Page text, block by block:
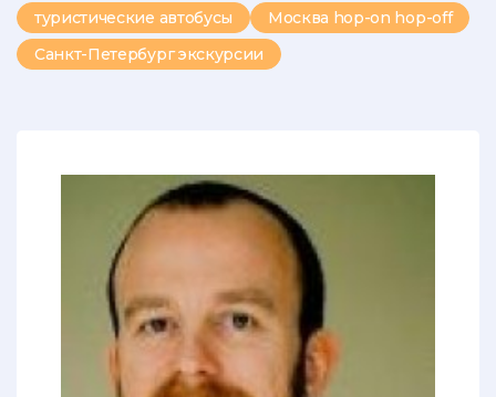
туристические автобусы
Москва hop-on hop-off
Санкт-Петербург экскурсии